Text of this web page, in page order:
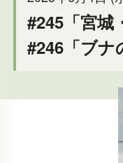
#245「宮城
#246「ブナ